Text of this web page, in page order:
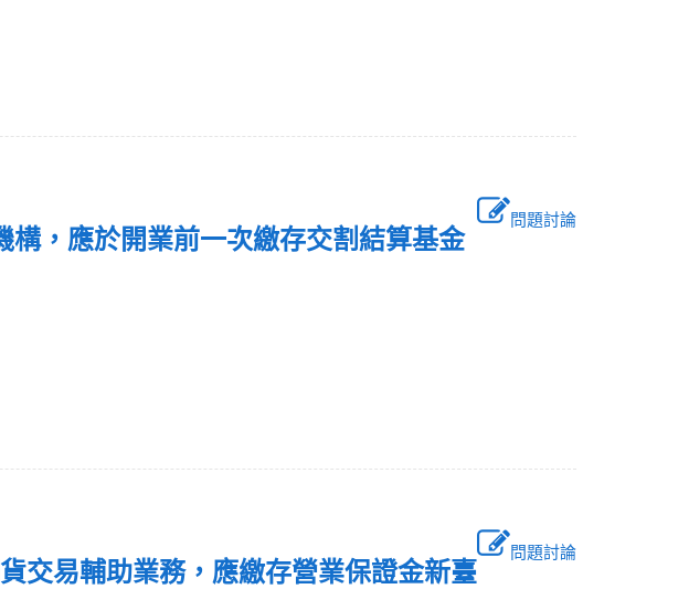
問題討論
構，應於開業前一次繳存交割結算基金
問題討論
交易輔助業務，應繳存營業保證金新臺